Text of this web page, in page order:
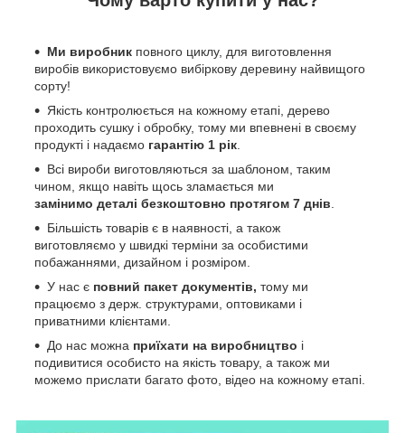
Ми виробник повного циклу, для виготовлення
виробів використовуємо вибіркову деревину найвищого
сорту!
Якість контролюється на кожному етапі, дерево
проходить сушку і обробку, тому ми впевнені в своєму
продукті і надаємо гарантію 1 рік
Всі вироби виготовляються за шаблоном, таким
чином, якщо навіть щось зламається ми
замінимо деталі безкоштовно протягом 7 днів
Більшість товарів є в наявності, а також
виготовляємо у швидкі терміни за особистими
побажаннями, дизайном і розміром.
У нас є повний пакет документів, тому ми
працюємо з держ. структурами, оптовиками і
приватними клієнтами.
До нас можна приїхати на виробництво і
подивитися особисто на якість товару, а також ми
можемо прислати багато фото, відео на кожному етапі.